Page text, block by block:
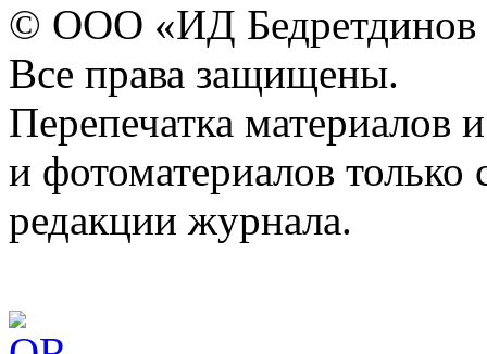
© ООО «ИД
Все права защищены.
Перепечатка материалов
и фотоматериалов
редакции журнала.